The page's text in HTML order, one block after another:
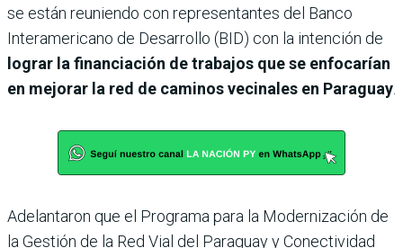
se están reuniendo con representantes del Banco
Interamericano de Desarrollo (BID) con la intención de
lograr la financiación de trabajos que se enfocarían
en mejorar la red de caminos vecinales en Paraguay
Adelantaron que el Programa para la Modernización de
la Gestión de la Red Vial del Paraguay y Conectividad